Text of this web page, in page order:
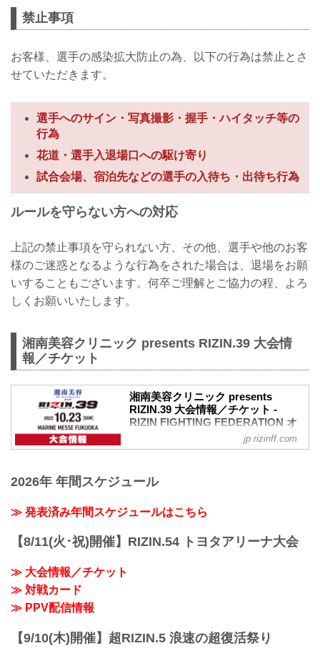
禁止事項
お客様、選手の感染拡大防止の為、以下の行為は禁止とさ
せていただきます。
選手へのサイン・写真撮影・握手・ハイタッチ等の
行為
花道・選手入退場口への駆け寄り
試合会場、宿泊先などの選手の入待ち・出待ち行為
ルールを守らない方への対応
上記の禁止事項を守られない方、その他、選手や他のお客
様のご迷惑となるような行為をされた場合は、退場をお願
いすることもございます。何卒ご理解とご協力の程、よろ
しくお願いいたします。
湘南美容クリニック presents RIZIN.39 大会情
報／チケット
湘南美容クリニック presents
RIZIN.39 大会情報／チケット -
RIZIN FIGHTING FEDERATION オ
湘南美容クリニック presents RIZIN.39
2022年10月23日（日） 12:30開場（予
定）/ 14:00開始（予定）
※開場・開始時間は予定です。決定次第
RIZIN FFオフィシャルサイトにてご案内
ご了承ください。
会場
jp.rizinff.com
2026年 年間スケジュール
≫ 発表済み年間スケジュールはこちら
【8/11(火･祝)開催】RIZIN.54 トヨタアリーナ大会
≫ 大会情報／チケット
≫ 対戦カード
≫ PPV配信情報
【9/10(木)開催】超RIZIN.5 浪速の超復活祭り